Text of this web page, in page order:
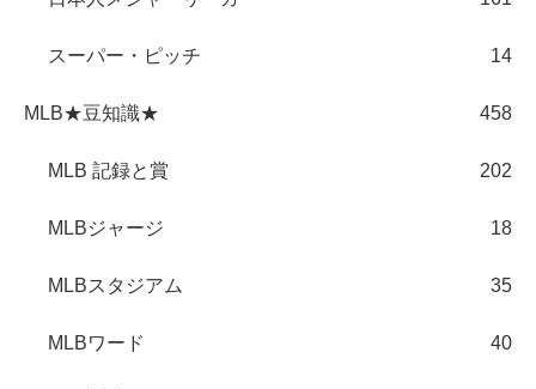
スーパー・ピッチ 14
MLB★豆知識★ 458
MLB 記録と賞 202
MLBジャージ 18
MLBスタジアム 35
MLBワード 40